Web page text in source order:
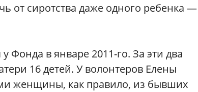
от сиротства даже одного ребенка —
Фонда в январе 2011-го. За эти два
16 детей. У волонтеров Елены
женщины, как правило, из бывших